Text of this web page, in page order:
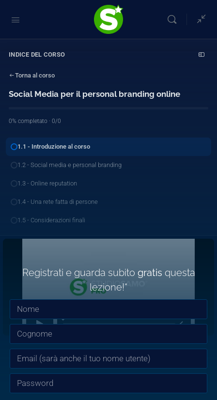
INDICE DEL CORSO
Torna al corso
Social Media per il personal branding online
0% completato · 0/0
1.1 - Introduzione al corso
1.2 - Social media e personal branding
1.3 - Online reputation
1.4 - Una rete fatta di persone
1.5 - Considerazioni finali
Registrati e guarda subito gratis questa
lezione!*